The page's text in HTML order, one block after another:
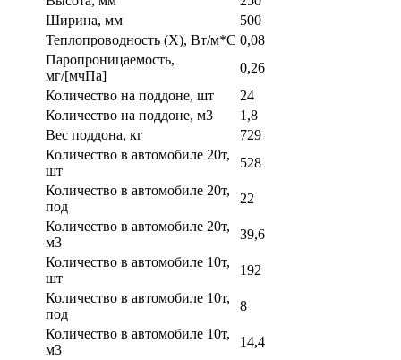
Ширина, мм
500
Теплопроводность (X), Вт/м*С 0,08
Паропроницаемость,
мг/[мчПа]
0,26
Количество на поддоне, шт
24
Количество на поддоне, м3
1,8
Вес поддона, кг
729
Количество в автомобиле 20т,
шт
528
Количество в автомобиле 20т,
под
22
Количество в автомобиле 20т,
м3
39,6
Количество в автомобиле 10т,
шт
192
Количество в автомобиле 10т,
под
8
Количество в автомобиле 10т,
м3
14,4